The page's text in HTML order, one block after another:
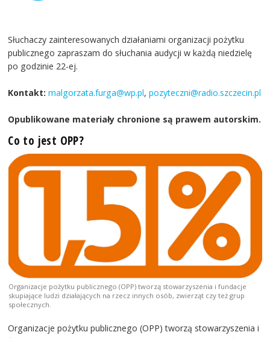
Słuchaczy zainteresowanych działaniami organizacji pożytku
publicznego zapraszam do słuchania audycji w każdą niedzielę
po godzinie 22-ej.
Kontakt: malgorzata.furga@wp.pl,pozyteczni@radio.szczecin.pl
Opublikowane materiały chronione są prawem autorskim.
Co to jest OPP?
Organizacje pożytku publicznego (OPP) tworzą stowarzyszenia i fundacje
skupiające ludzi działających na rzecz innych osób, zwierząt czy też grup
społecznych.
Organizacje pożytku publicznego (OPP) tworzą stowarzyszenia i